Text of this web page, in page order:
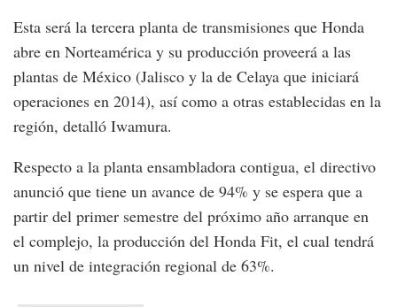
Esta será la tercera planta de transmisiones que Honda
abre en Norteamérica y su producción proveerá a las
plantas de México (Jalisco y la de Celaya que iniciará
operaciones en 2014), así como a otras establecidas en la
región, detalló Iwamura.
Respecto a la planta ensambladora contigua, el directivo
anunció que tiene un avance de 94% y se espera que a
partir del primer semestre del próximo año arranque en
el complejo, la producción del Honda Fit, el cual tendrá
un nivel de integración regional de 63%.